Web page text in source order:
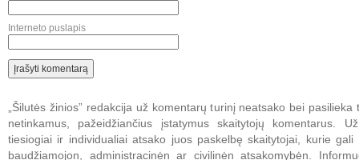
Interneto puslapis
„Šilutės žinios” redakcija už komentarų turinį neatsako bei pasilieka
netinkamus, pažeidžiančius įstatymus skaitytojų komentarus.
tiesiogiai ir individualiai atsako juos paskelbę skaitytojai, kurie gali
baudžiamojon, administracinėn ar civilinėn atsakomybėn.